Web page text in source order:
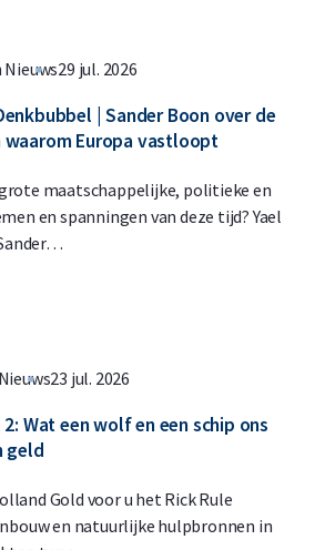
29 jul. 2026
| Sander Boon over de
waarom Europa vastloopt
maatschappelijke, politieke en
en spanningen van deze tijd? Yael
23 jul. 2026
Wat een wolf en een schip ons
geld
Gold voor u het Rick Rule
en natuurlijke hulpbronnen in